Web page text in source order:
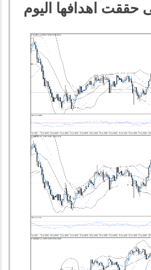
حققت اهدافها اليوم